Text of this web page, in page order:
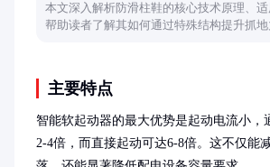
本文深入解析防滑柱鞋的核心技术原理、适
帮助读者了解其如何通过特殊结构提升抓
主要特点
智能软起动器的最大优势是起动电流小，
2-4倍，而直接起动可达6-8倍。这不仅能